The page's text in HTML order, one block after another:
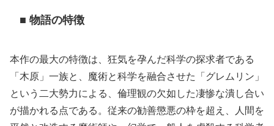
■ 物語の特徴
本作の最大の特徴は、狂気を孕んだ科学の探求者である
「木原」一族と、魔術と科学を融合させた「グレムリン」
という二大勢力による、倫理観の欠如した凄惨な潰し合い
が描かれる点である。従来の勧善懲悪の枠を超え、人間を